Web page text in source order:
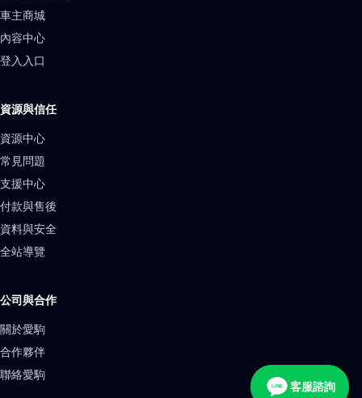
車主商城
內容中心
登入入口
資源與信任
資源中心
常見問題
支援中心
付款與售後
資料與安全
全站導覽
公司與合作
關於愛駒
合作夥伴
聯絡愛駒
LINE 客服諮詢